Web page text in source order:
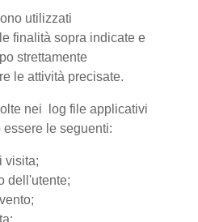
utilizzati
finalità sopra indicate e
strettamente
le attività precisate.
nei log file applicativi
le seguenti:
visita;
dell'utente;